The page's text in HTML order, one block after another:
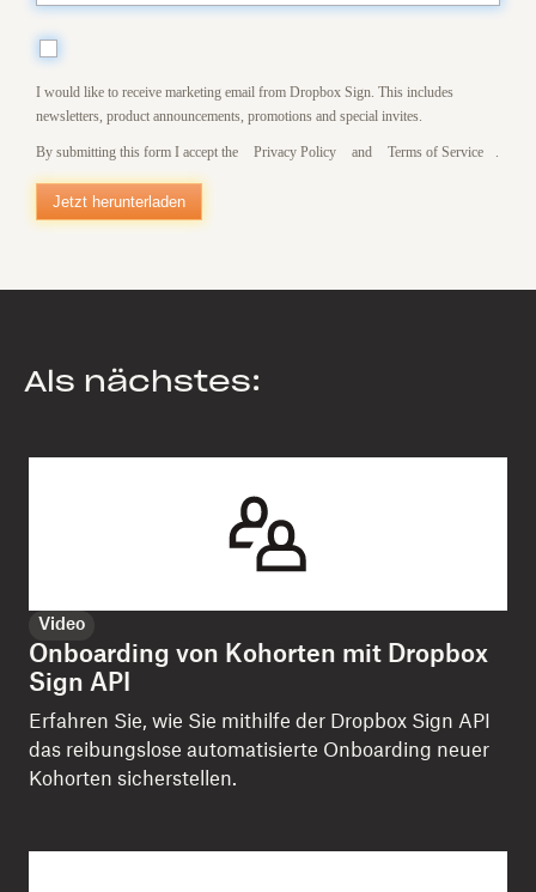
I would like to receive marketing email from Dropbox Sign. This includes
newsletters, product announcements, promotions and special invites.
By submitting this form I accept the Privacy Policy and Terms of Service
Jetzt herunterladen
Als nächstes:
Video
Onboarding von Kohorten mit Dropbox
Sign API
Erfahren Sie, wie Sie mithilfe der Dropbox Sign API
das reibungslose automatisierte Onboarding neuer
Kohorten sicherstellen.